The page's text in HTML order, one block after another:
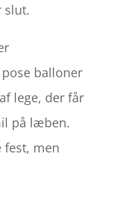
slut.
balloner
lege, der får
på læben.
fest, men